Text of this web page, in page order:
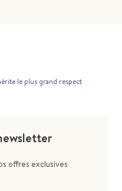
le plus grand respect
offres exclusives